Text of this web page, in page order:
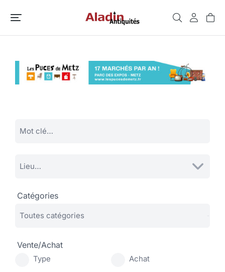
Catégories
Vente/Achat
Type Achat